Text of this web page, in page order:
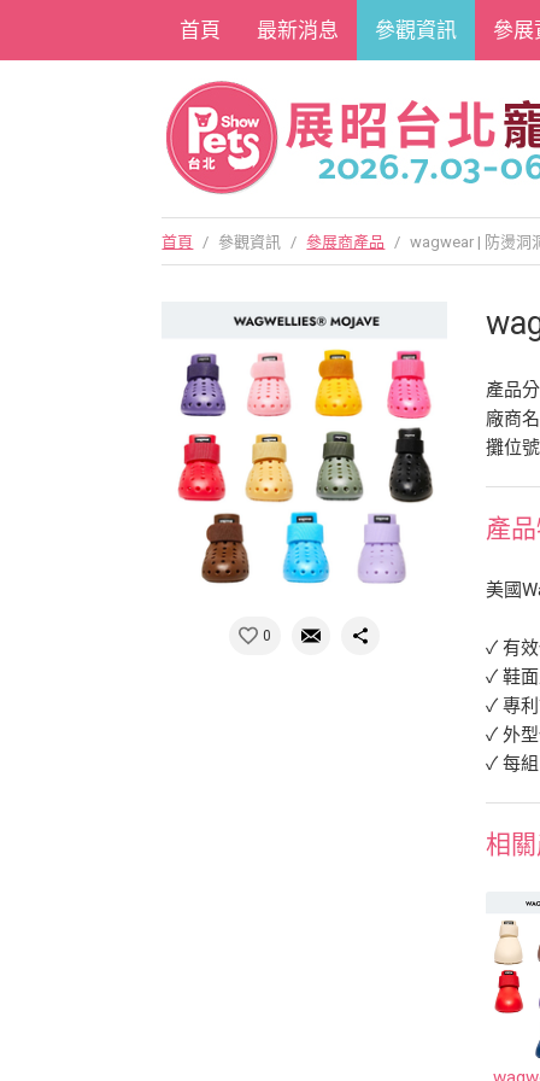
首頁 最新消息 參觀資訊 參展
首頁 / 參觀資訊 / 參展商產品 / wagwear | 防燙洞
0
產品
廠商
攤位
產
美國
✓ 有
✓ 鞋
✓ 專
✓ 外
✓ 每
相